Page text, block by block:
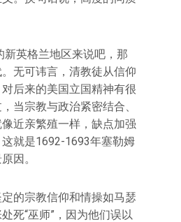
新英格兰地区来说吧，那
无可讳言，清教徒从信仰
后来的美国立国精神有很
当宗教与政治紧密结合、
近亲繁殖一样，缺点加强
就是1692-1693年塞勒姆
因。
的宗教信仰和情操如马瑟
死“巫师”，因为他们误以